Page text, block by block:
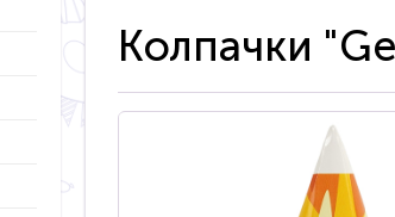
Колпачки